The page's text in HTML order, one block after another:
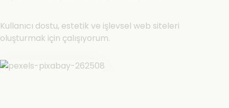
Kullanıcı dostu, estetik ve işlevsel web siteleri
oluşturmak için çalışıyorum.